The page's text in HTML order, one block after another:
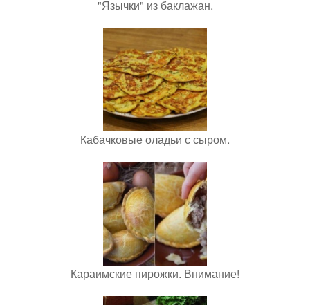
"Язычки" из баклажан.
Кабачковые оладьи с сыром.
Караимские пирожки. Внимание!